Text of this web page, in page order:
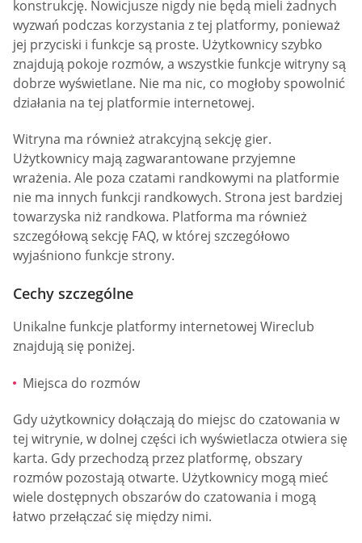
konstrukcję. Nowicjusze nigdy nie będą mieli żadnych
wyzwań podczas korzystania z tej platformy, ponieważ
jej przyciski i funkcje są proste. Użytkownicy szybko
znajdują pokoje rozmów, a wszystkie funkcje witryny są
dobrze wyświetlane. Nie ma nic, co mogłoby spowolnić
działania na tej platformie internetowej.
Witryna ma również atrakcyjną sekcję gier.
Użytkownicy mają zagwarantowane przyjemne
wrażenia. Ale poza czatami randkowymi na platformie
nie ma innych funkcji randkowych. Strona jest bardziej
towarzyska niż randkowa. Platforma ma również
szczegółową sekcję FAQ, w której szczegółowo
wyjaśniono funkcje strony.
Cechy szczególne
Unikalne funkcje platformy internetowej Wireclub
znajdują się poniżej.
Miejsca do rozmów
Gdy użytkownicy dołączają do miejsc do czatowania w
tej witrynie, w dolnej części ich wyświetlacza otwiera się
karta. Gdy przechodzą przez platformę, obszary
rozmów pozostają otwarte. Użytkownicy mogą mieć
wiele dostępnych obszarów do czatowania i mogą
łatwo przełączać się między nimi.